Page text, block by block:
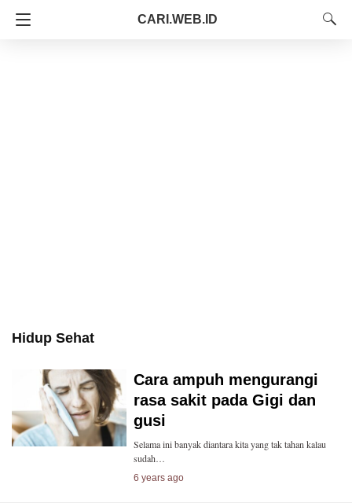
CARI.WEB.ID
Hidup Sehat
Cara ampuh mengurangi
rasa sakit pada Gigi dan
gusi
Selama ini banyak diantara kita yang tak tahan kalau
sudah…
6 years ago